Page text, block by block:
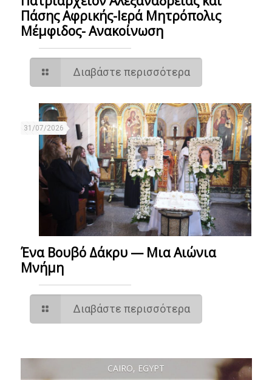
Πάσης Αφρικής-Ιερά Μητρόπολις
Μέμφιδος- Ανακοίνωση
Διαβάστε περισσότερα
31/07/2026
Ένα Βουβό Δάκρυ — Μια Αιώνια
Μνήμη
Διαβάστε περισσότερα
CAIRO, EGYPT